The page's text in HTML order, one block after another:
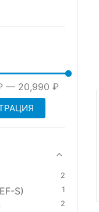
Минимальная
цена
Максимальная
цена
— 20,990 ₽
2
S) 1
2